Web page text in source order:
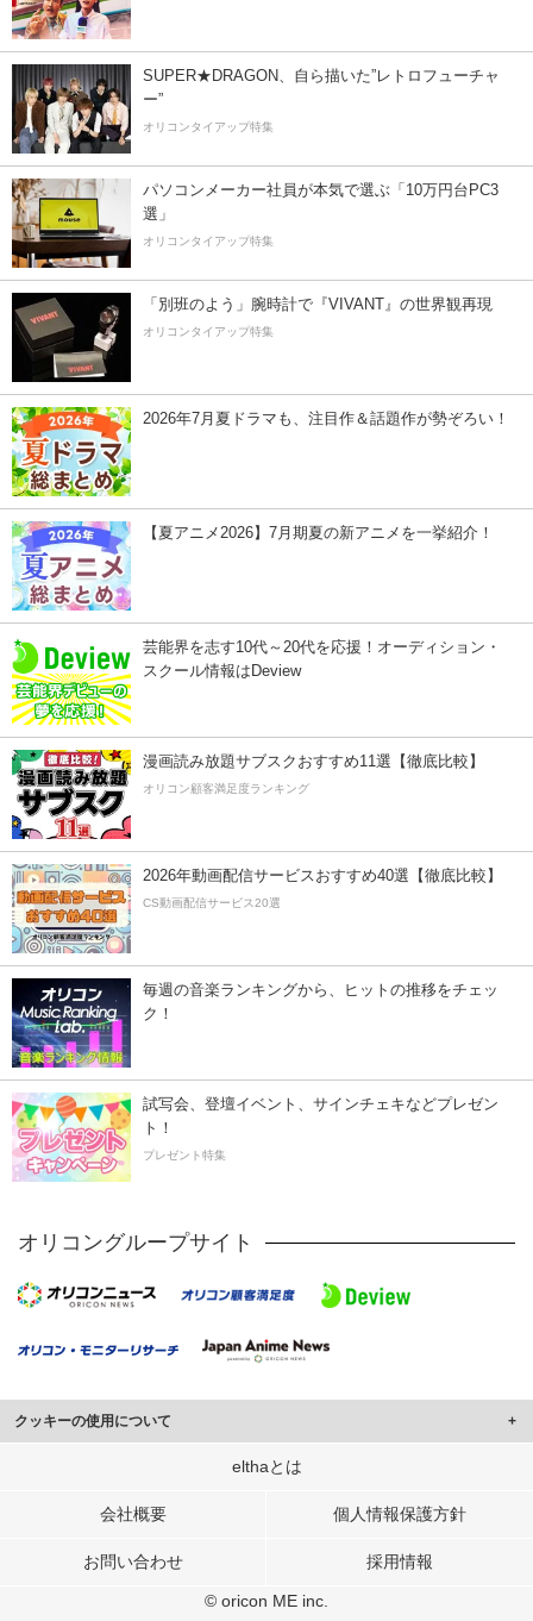
SUPER★DRAGON、自ら描いた”レトロフューチャ
ー”
オリコンタイアップ特集
パソコンメーカー社員が本気で選ぶ「10万円台PC3
選」
オリコンタイアップ特集
「別班のよう」腕時計で『VIVANT』の世界観再現
オリコンタイアップ特集
2026年7月夏ドラマも、注目作＆話題作が勢ぞろい！
【夏アニメ2026】7月期夏の新アニメを一挙紹介！
芸能界を志す10代～20代を応援！オーディション・
スクール情報はDeview
漫画読み放題サブスクおすすめ11選【徹底比較】
オリコン顧客満足度ランキング
2026年動画配信サービスおすすめ40選【徹底比較】
CS動画配信サービス20選
毎週の音楽ランキングから、ヒットの推移をチェッ
ク！
試写会、登壇イベント、サインチェキなどプレゼン
ト！
プレゼント特集
オリコングループサイト
クッキーの使用について
このサイトでは Cookie を使用して、ユーザーに合わせたコンテンツや広告の
行っています。
メディアや広告配信、データ解析の各パートナーに提供しています。
elthaとは
会社概要 個人情報保護方針
お問い合わせ 採用情報
© oricon ME inc.